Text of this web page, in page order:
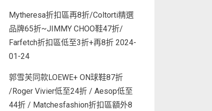
Mytheresa折扣區再8折/Coltorti精選
品牌65折~JIMMY CHOO鞋47折/
Farfetch折扣區低至3折+再8折 2024-
01-24
郭雪芙同款LOEWE+ ON球鞋87折
/Roger Vivier低至24折 / Aesop低至
44折 / Matchesfashion折扣區額外8